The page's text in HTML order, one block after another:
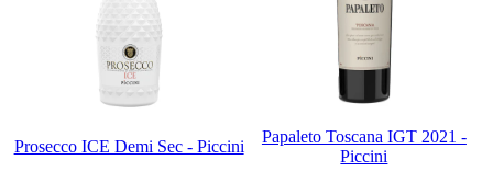
Prosecco ICE Demi Sec - Piccini
Papaleto Toscana IGT 2021 -
Piccini